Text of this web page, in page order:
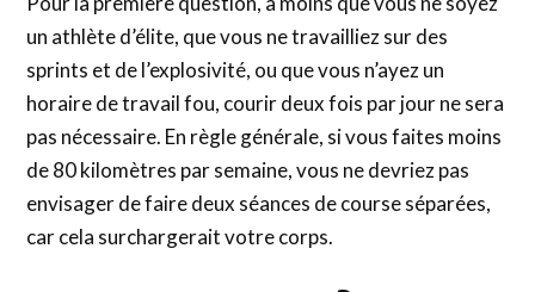
un athlète d’élite, que vous ne travailliez sur des
sprints et de l’explosivité, ou que vous n’ayez un
horaire de travail fou, courir deux fois par jour ne sera
pas nécessaire. En règle générale, si vous faites moins
de 80 kilomètres par semaine, vous ne devriez pas
envisager de faire deux séances de course séparées,
car cela surchargerait votre corps.